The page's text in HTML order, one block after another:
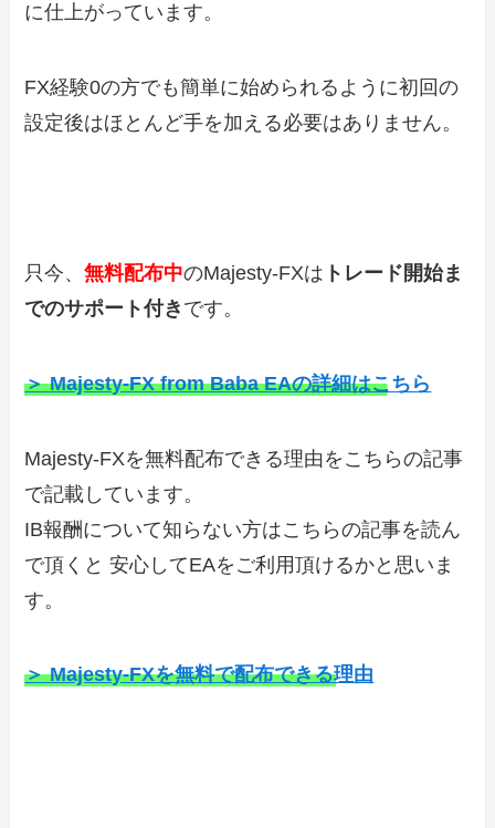
に仕上がっています。
FX経験0の方でも簡単に始められるように初回の
設定後はほとんど手を加える必要はありません。
只今、無料配布中のMajesty-FXは トレード開始ま
でのサポート付き です。
＞ Majesty-FX from Baba EAの詳細はこちら
Majesty-FXを無料配布できる理由をこちらの記事
で記載しています。
IB報酬について知らない方はこちらの記事を読ん
で頂くと 安心してEAをご利用頂けるかと思いま
す。
＞ Majesty-FXを無料で配布できる理由